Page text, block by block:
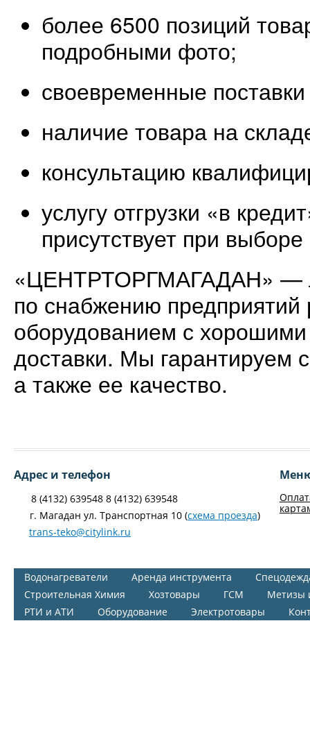
более 6500 позиций
подробными фото;
своевременные
наличие товара на
консультацию
услугу отгрузки «в
присутствует при
«ЦЕНТРТОРГМАГАДАН» —
по снабжению
оборудованием с
доставки. Мы гарантируем
а также ее качество.
Адрес и телефон
8 (4132) 639548 8 (4132) 639548
г. Магадан ул. Транспортная 10 (схема проезда)
trans-teko@citylink.ru
Водонагреватели Аренда инструмента
Строительная Химия
Хозтовары ГСМ
Метизы
РТИ и АТИ
Оборудование Электротовары